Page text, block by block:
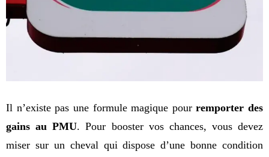
Il n’existe pas une formule magique pour remporter des
gains au PMU. Pour booster vos chances, vous devez
miser sur un cheval qui dispose d’une bonne condition